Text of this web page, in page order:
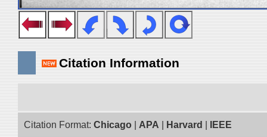
Citation Information
Citation Format: Chicago APA Harvard IEEE